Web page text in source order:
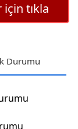
tıkla
Durumu